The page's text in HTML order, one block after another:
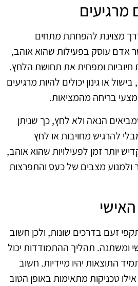
מרגיעים
מצוינת להפחתת מתחים
אדם עוסק בפעילות שהוא אוהב,
ומפחית את תחושת הלחץ.
או גינון יכולים להיות מרגיעים
בריחה מהמציאות.
הנאה ולא לחץ, כך שניתן
להרגיש מחויבות או לחץ
יותר זמן לפעילויות שהוא אוהב,
ולמנוע מצבים של כעס והתפרצות
זעם בדרכים שונות, ולכן חשוב
ומשתנה. תהליך ההתמודדות יכול
התוצאות יהיו מיידיות. חשוב
טכניקות מתאימות באופן הטוב